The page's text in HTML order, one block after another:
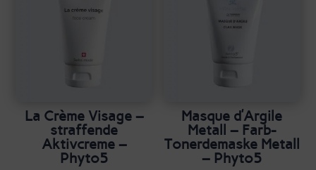
La Crème Visage –
straffende
Aktivcreme –
Phyto5
Masque d’Argile
Metall – Farb-
Tonerdemaske Metall
– Phyto5